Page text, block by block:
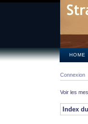
HOME
Connexion
Voir les
Index